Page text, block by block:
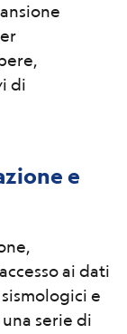
di
e
ai dati
e
serie di